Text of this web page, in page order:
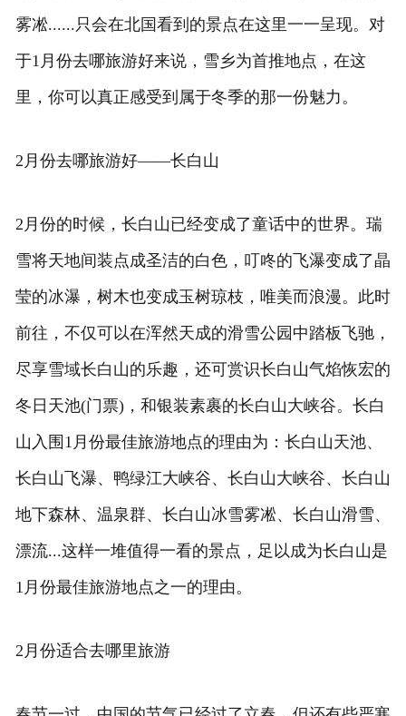
雾凇......只会在北国看到的景点在这里一一呈现。对
于1月份去哪旅游好来说，雪乡为首推地点，在这
里，你可以真正感受到属于冬季的那一份魅力。
2月份去哪旅游好——长白山
2月份的时候，长白山已经变成了童话中的世界。瑞
雪将天地间装点成圣洁的白色，叮咚的飞瀑变成了晶
莹的冰瀑，树木也变成玉树琼枝，唯美而浪漫。此时
前往，不仅可以在浑然天成的滑雪公园中踏板飞驰，
尽享雪域长白山的乐趣，还可赏识长白山气焰恢宏的
冬日天池(门票)，和银装素裹的长白山大峡谷。长白
山入围1月份最佳旅游地点的理由为：长白山天池、
长白山飞瀑、鸭绿江大峡谷、长白山大峡谷、长白山
地下森林、温泉群、长白山冰雪雾凇、长白山滑雪、
漂流...这样一堆值得一看的景点，足以成为长白山是
1月份最佳旅游地点之一的理由。
2月份适合去哪里旅游